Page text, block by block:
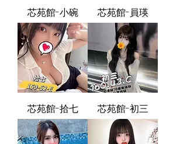
芯苑館-小碗 芯苑館-員瑛
芯苑館-拾七 芯苑館-初三